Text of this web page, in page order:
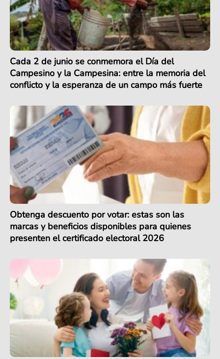
Cada 2 de junio se conmemora el Día del
Campesino y la Campesina: entre la memoria del
conflicto y la esperanza de un campo más fuerte
Obtenga descuento por votar: estas son las
marcas y beneficios disponibles para quienes
presenten el certificado electoral 2026